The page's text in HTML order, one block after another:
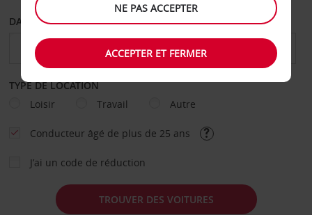
DATE DE DÉPART DATE DE RETOUR
TYPE DE LOCATION
Loisir
Travail Autre
Conducteur âgé de plus de 25 ans
J’ai un code de réduction
TROUVER DES VOITURES
NE PAS ACCEPTER
ACCEPTER ET FERMER